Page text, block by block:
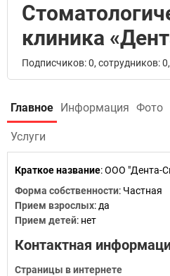
клиника
Подписчиков: 0, сотрудников:
Главное Информация Фото
Услуги
Краткое название:ООО "Дента-
Форма собственности: Частная
Прием взрослых: да
Прием детей: нет
Контактная
Страницы в интернете